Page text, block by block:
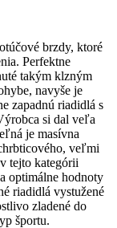
brzdy, ktoré
Perfektne
takým klzným
navyše je
zapadnú riadidlá s
si dal veľa
je masívna
veľmi
tejto kategórii
optimálne hodnoty
riadidlá vystužené
zladené do
športu.